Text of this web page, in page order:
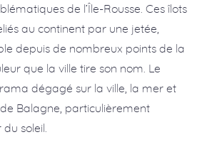
de l’Île-Rousse. Ces îlots
au continent par une jetée,
depuis de nombreux points de la
que la ville tire son nom. Le
dégagé sur la ville, la mer et
Balagne, particulièrement
soleil.